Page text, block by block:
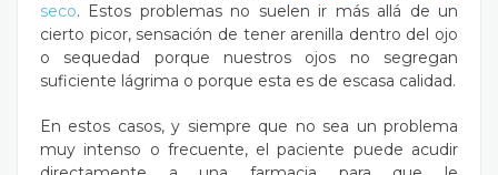
seco. Estos problemas no suelen ir más allá de un
cierto picor, sensación de tener arenilla dentro del ojo
o sequedad porque nuestros ojos no segregan
suficiente lágrima o porque esta es de escasa calidad.
En estos casos, y siempre que no sea un problema
muy intenso o frecuente, el paciente puede acudir